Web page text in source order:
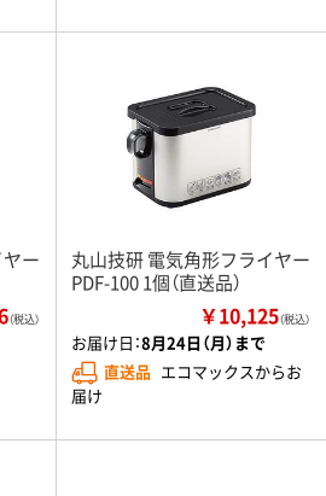
ー
（税込）
丸山技研 電気角形フライヤー
PDF-100 1個（直送品）
￥10,125（税込）
お届け日：8月24日（月）まで
直送品 エコマックスからお
届け